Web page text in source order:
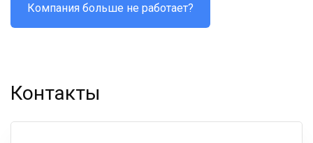
Компания больше не работает?
Контакты